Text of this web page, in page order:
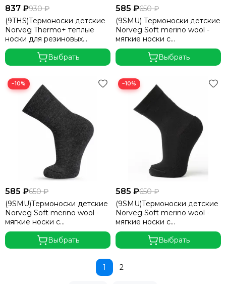
837 ₽930 ₽
(9THS)Термоноски детские
Norveg Thermo+ теплые
носки для резиновых
сапожек
Выбрать
585 ₽650 ₽
(9SMU) Термоноски детские
Norveg Soft merino wool -
мягкие носки с
дополнительным
утеплением в зоне стопы
Выбрать
−10%
585 ₽650 ₽
(9SMU)Термоноски детские
Norveg Soft merino wool -
мягкие носки с
дополнительным
утеплением в зоне стопы
Выбрать
−10%
585 ₽650 ₽
(9SMU)Термоноски детские
Norveg Soft merino wool -
мягкие носки с
дополнительным
утеплением в зоне стопы
Выбрать
1 2